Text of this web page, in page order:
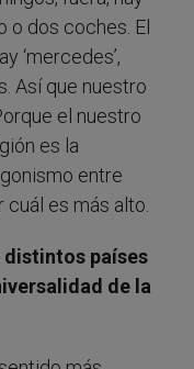
o dos coches. El
‘mercedes’,
Así que nuestro
el nuestro
es la
entre
es más alto.
distintos países
de la